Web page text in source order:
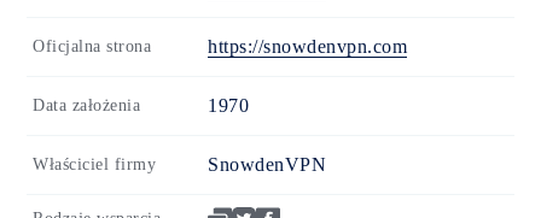
Oficjalna strona https://snowdenvpn.com
Data założenia 1970
Właściciel firmy SnowdenVPN